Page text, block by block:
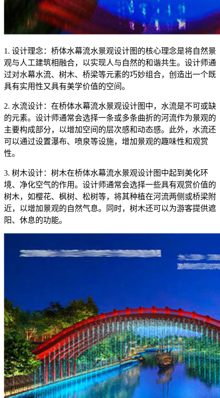
1. 设计理念：桥体水幕流水景观设计图的核心理念是将自然景
观与人工建筑相融合，以实现人与自然的和谐共生。设计师通
过对水幕水流、树木、桥梁等元素的巧妙组合，创造出一个既
具有实用性又具有美学价值的空间。
2. 水流设计：在桥体水幕流水景观设计图中，水流是不可或缺
的元素。设计师通常会选择一条或多条曲折的河流作为景观的
主要构成部分，以增加空间的层次感和动态感。此外，水流还
可以通过设置瀑布、喷泉等设施，增加景观的趣味性和观赏
性。
3. 树木设计：树木在桥体水幕流水景观设计图中起到美化环
境、净化空气的作用。设计师通常会选择一些具有观赏价值的
树木，如樱花、枫树、松树等，将其种植在河流两侧或桥梁附
近，以增加景观的自然气息。同时，树木还可以为游客提供遮
阳、休息的功能。